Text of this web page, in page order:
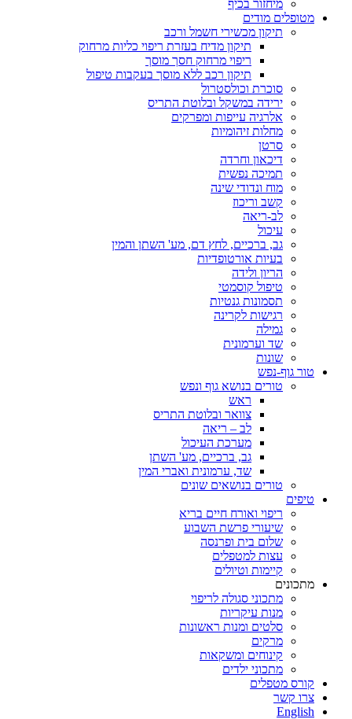
מיחזור בכיף
מטופלים מודים
תיקון מכשירי חשמל ורכב
תיקון מדיח בעזרת ריפוי כליות מרחוק
ריפוי מרחוק חסך מוסך
תיקון רכב ללא מוסך בעקבות טיפול
סוכרת וכולסטרול
ירידה במשקל ובלוטת התריס
אלרגיה עייפות ומפרקים
מחלות זיהומיות
סרטן
דיכאון וחרדה
תמיכה נפשית
מוח ונדודי שינה
קשב וריכוז
לב-ריאה
עיכול
גב, ברכיים, לחץ דם, מע' השתן והמין
בעיות אורטופדיות
הריון ולידה
טיפול קוסמטי
תסמונות גנטיות
רגישות לקרינה
גמילה
שד וערמונית
שונות
טור גוף-נפש
טורים בנושא גוף ונפש
ראש
צוואר ובלוטת התריס
לב – ריאה
מערכת העיכול
גב, ברכיים, מע' השתן
שד, ערמונית ואברי המין
טורים בנושאים שונים
טיפים
ריפוי ואורח חיים בריא
שיעורי פרשת השבוע
שלום בית ופרנסה
עצות למטפלים
קיימות וטיולים
מתכונים
מתכוני סגולה לריפוי
מנות עיקריות
סלטים ומנות ראשונות
מרקים
קינוחים ומשקאות
מתכוני ילדים
קורס מטפלים
צרו קשר
English